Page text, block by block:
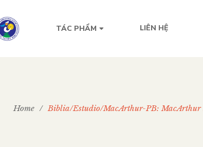
TÁC PHẨM LIÊN HỆ
Home / Biblia/Estudio/MacArthur-PB: MacArthur